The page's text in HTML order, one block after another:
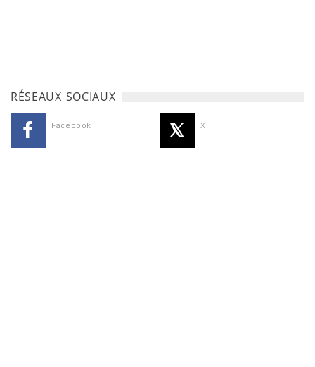
RÉSEAUX SOCIAUX
Facebook X